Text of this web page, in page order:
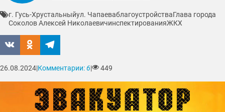
г. Гусь-Хрустальныйул. ЧапаеваблагоустройстваГлава города
Соколов Алексей НиколаевичинспектированияЖКХ
26.08.2024|Комментарии:6| 449